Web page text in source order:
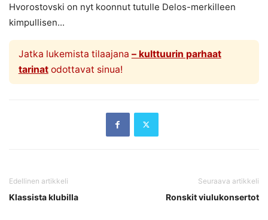
Hvorostovski on nyt koonnut tutulle Delos-merkilleen
kimpullisen...
Jatka lukemista tilaajana – kulttuurin parhaat
tarinatodottavat sinua!
Edellinen artikkeli
Klassista klubilla
Seuraava artikkeli
Ronskit viulukonsertot